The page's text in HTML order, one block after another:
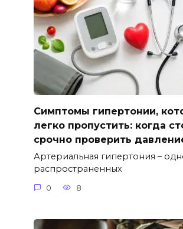
Симптомы гипертонии,
легко пропустить: когда
срочно проверить
Артериальная гипертония –
распространенных
0 8